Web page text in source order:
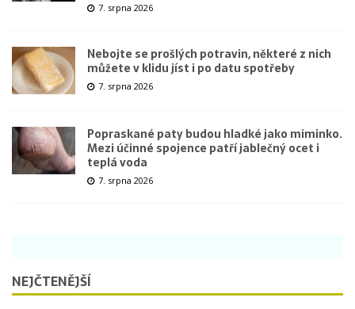
7. srpna 2026
Nebojte se prošlých potravin, některé z nich
můžete v klidu jíst i po datu spotřeby
7. srpna 2026
Popraskané paty budou hladké jako miminko.
Mezi účinné spojence patří jablečný ocet i
teplá voda
7. srpna 2026
NEJČTENĚJŠÍ